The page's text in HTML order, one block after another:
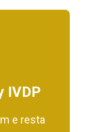
IVDP
e resta